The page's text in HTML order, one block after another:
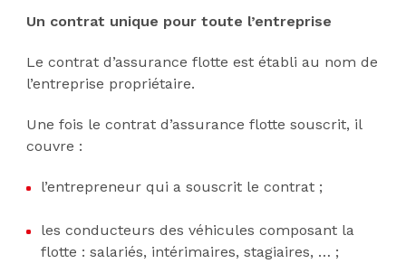
Un contrat unique pour toute l’entreprise
Le contrat d’assurance flotte est établi au nom de
l’entreprise propriétaire.
Une fois le contrat d’assurance flotte souscrit, il
couvre :
l’entrepreneur qui a souscrit le contrat ;
les conducteurs des véhicules composant la
flotte : salariés, intérimaires, stagiaires, … ;